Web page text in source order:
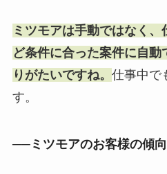
ミツモアは手動ではなく
ど条件に合った案件に自
りがたいですね。 仕事中で
す。
──ミツモアのお客様の傾向